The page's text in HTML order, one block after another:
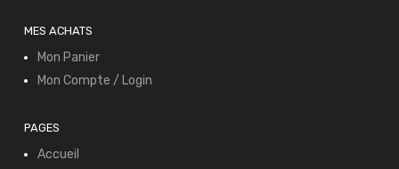
MES ACHATS
Mon Panier
Mon Compte / Login
PAGES
Accueil